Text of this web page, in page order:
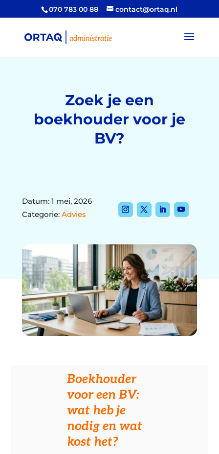
070 783 00 88 contact@ortaq.nl
Zoek je een
boekhouder voor je
BV?
Datum: 1 mei, 2026
Categorie: Advies
Boekhouder
voor een BV:
wat heb je
nodig en wat
kost het?